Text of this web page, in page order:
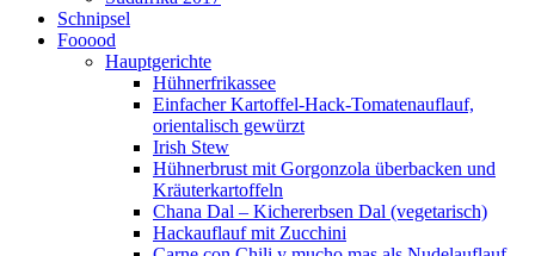
Schnipsel
Fooood
Hauptgerichte
Hühnerfrikassee
Einfacher Kartoffel-Hack-Tomatenauflauf,
orientalisch gewürzt
Irish Stew
Hühnerbrust mit Gorgonzola überbacken und
Kräuterkartoffeln
Chana Dal – Kichererbsen Dal (vegetarisch)
Hackauflauf mit Zucchini